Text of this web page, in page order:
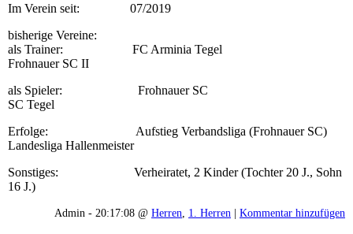
Im Verein seit: 07/2019
bisherige Vereine:
als Trainer: FC Arminia Tegel
Frohnauer SC II
als Spieler: Frohnauer SC
SC Tegel
Erfolge: Aufstieg Verbandsliga (Frohnauer SC)
Landesliga Hallenmeister
Sonstiges: Verheiratet, 2 Kinder (Tochter 20 J., Sohn
16 J.)
Admin - 20:17:08 @ Herren 1. Herren | Kommentar hinzufügen